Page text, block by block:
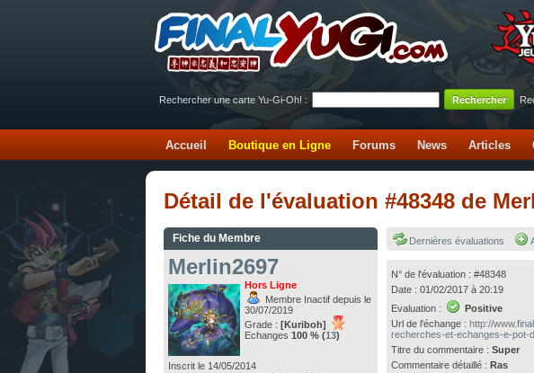
Rechercher une carte Yu-Gi-Oh! :
Accueil Boutique en Ligne Forums News Articles
Détail de l'évaluation #48348 de
Fiche du Membre
Merlin2697
Hors Ligne
Membre Inactif depuis le
30/07/2019
Grade : [Kuriboh]
Echanges 100 % (13)
Inscrit le 14/05/2014
Dernières évaluations
N° de l'évaluation : #48348
Date : 01/02/2017 à 20:19
Evaluation :
Positive
Url de l'échange : http://
recherches-et-echanges-e-pot-
Titre du commentaire : Super
Commentaire détaillé : Ras